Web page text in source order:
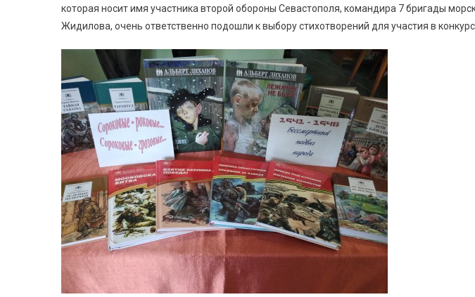
которая носит имя участника второй обороны Севастополя, командира 7 бригады
Жидилова, очень ответственно подошли к выбору стихотворений для участия в